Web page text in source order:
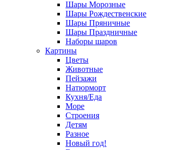
Шары Морозные
Шары Рождественские
Шары Пряничные
Шары Праздничные
Наборы шаров
Картины
Цветы
Животные
Пейзажи
Натюрморт
Кухня/Еда
Море
Строения
Детям
Разное
Новый год!